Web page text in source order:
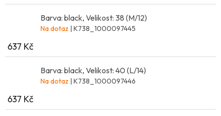
Barva: black, Velikost: 38 (M/12)
Na dotaz | K738_1000097445
637 Kč
Barva: black, Velikost: 40 (L/14)
Na dotaz | K738_1000097446
637 Kč